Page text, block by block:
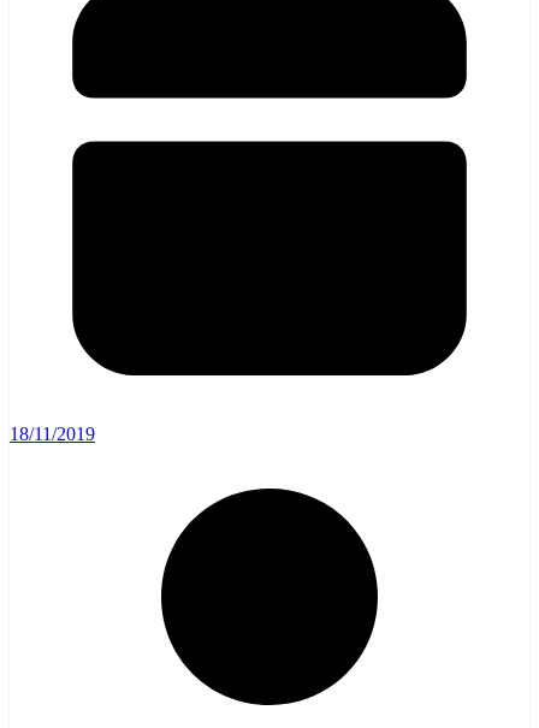
18/11/2019